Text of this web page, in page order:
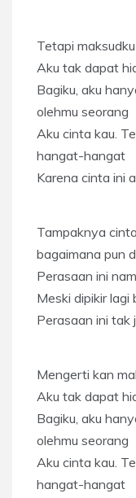
Tetapi maksudku
Aku tak dapat
Bagiku, aku
olehmu seorang
Aku cinta kau.
hangat-hangat
Karena cinta ini
Tampaknya
bagaimana pun
Perasaan ini
Meski dipikir
Perasaan ini tak
Mengerti kan
Aku tak dapat
Bagiku, aku
olehmu seorang
Aku cinta kau.
hangat-hangat